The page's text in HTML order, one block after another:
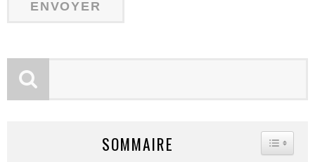
SOMMAIRE